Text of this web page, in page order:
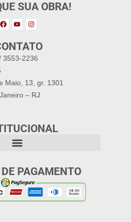
SUA OBRA!
3553-2236
Maio, 13, gr. 1301
– RJ
PAGAMENTO